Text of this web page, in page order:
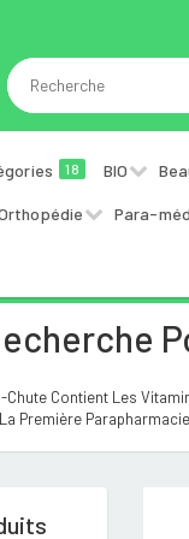
18 BIO
Para-
Contient Les
Première